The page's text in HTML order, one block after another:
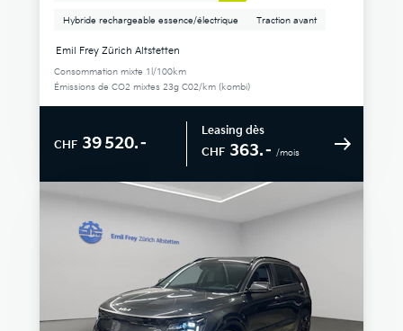
Hybride rechargeable essence/électrique Traction avant
Emil Frey Zürich Altstetten
Consommation mixte 1l/100km
Émissions de CO2 mixtes 23g C02/km (kombi)
CHF 39 520.–
Leasing dès
CHF 363.– /mois